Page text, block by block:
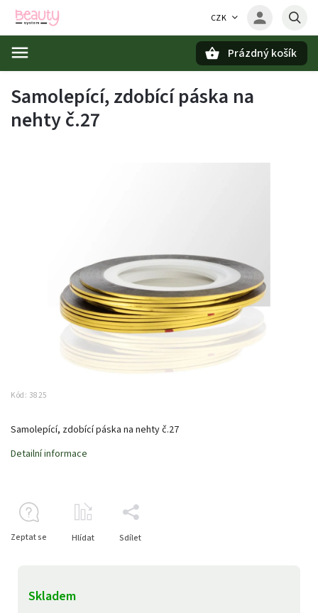
CZK
Prázdný košík
Samolepící, zdobící páska na
nehty č.27
Kód: 3825
Skladem
Samolepící, zdobící páska na nehty č.27
Detailní informace
Zeptat se Hlídat Sdílet